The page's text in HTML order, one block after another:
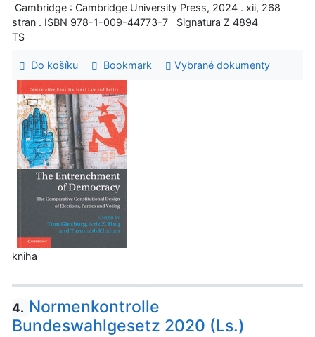
Cambridge : Cambridge University Press, 2024 . xii, 268
stran . ISBN 978-1-009-44773-7 Signatura Z 4894
TS
Do košíku Bookmark Vybrané dokumenty
kniha
4. Normenkontrolle
Bundeswahlgesetz 2020 (Ls.)